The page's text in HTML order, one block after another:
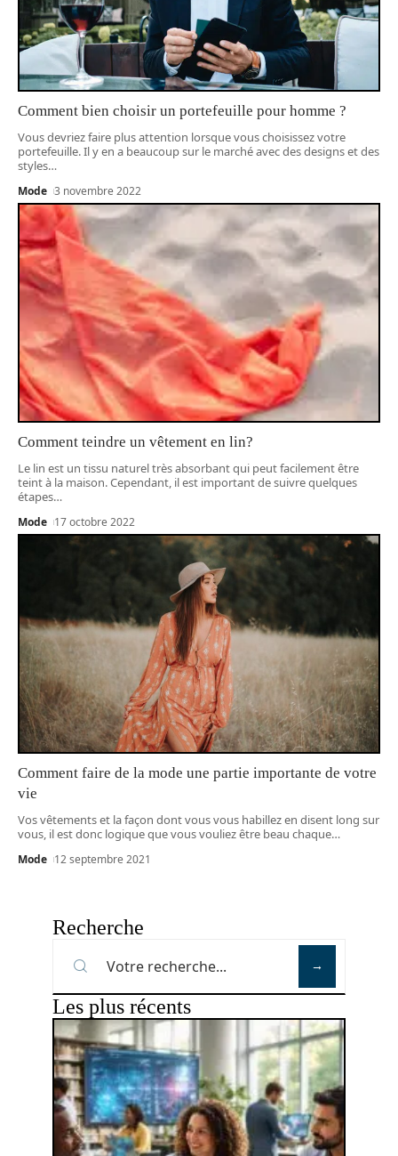
Comment bien choisir un portefeuille pour homme ?
Vous devriez faire plus attention lorsque vous choisissez votre
portefeuille. Il y en a beaucoup sur le marché avec des designs et des
styles…
Mode 3 novembre 2022
Comment teindre un vêtement en lin?
Le lin est un tissu naturel très absorbant qui peut facilement être
teint à la maison. Cependant, il est important de suivre quelques
étapes…
Mode 17 octobre 2022
Comment faire de la mode une partie importante de votre
vie
Vos vêtements et la façon dont vous vous habillez en disent long sur
vous, il est donc logique que vous vouliez être beau chaque…
Mode 12 septembre 2021
Recherche
Les plus récents